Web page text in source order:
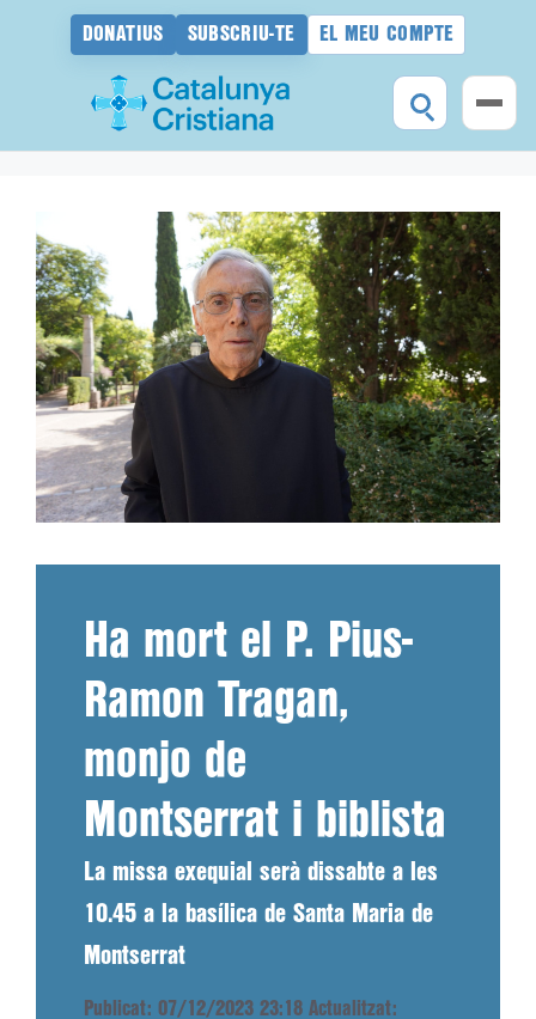
DONATIUS SUBSCRIU-TE EL MEU COMPTE
Ha mort el P. Pius-
Ramon Tragan,
monjo de
Montserrat i biblista
La missa exequial serà dissabte a les
10.45 a la basílica de Santa Maria de
Montserrat
Publicat: 07/12/2023 23:18 Actualitzat: